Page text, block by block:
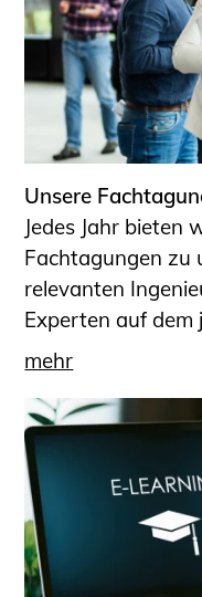
Unsere
Jedes Jahr bieten
Fachtagungen zu
relevanten
Experten auf dem
mehr